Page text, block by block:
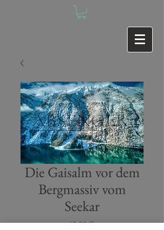
Die Gaisalm vor dem
Bergmassiv vom
Seekar
60,00 €Preis